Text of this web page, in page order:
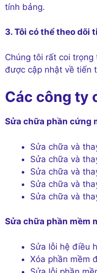
tính bảng.
3. Tôi có thể theo dõi
Chúng tôi rất coi
được cập nhật về tiến
Các công ty
Sửa chữa phần cứng
Sửa chữa và
Sửa chữa và
Sửa chữa và
Sửa chữa và
Sửa chữa và
Sửa chữa phần mềm
Sửa lỗi hệ điều
Xóa phần mềm